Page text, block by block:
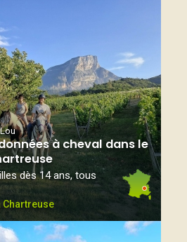
à cheval dans le
dès 14 ans, tous
Chartreuse